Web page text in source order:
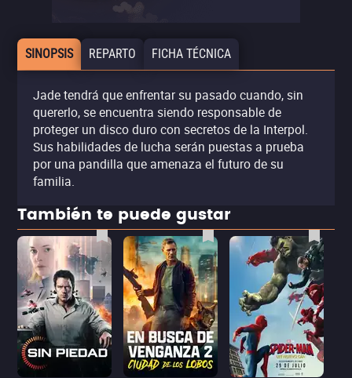
SINOPSIS REPARTO FICHA TÉCNICA
Jade tendrá que enfrentar su pasado cuando, sin
quererlo, se encuentra siendo responsable de
proteger un disco duro con secretos de la Interpol.
Sus habilidades de lucha serán puestas a prueba
por una pandilla que amenaza el futuro de su
familia.
También te puede gustar